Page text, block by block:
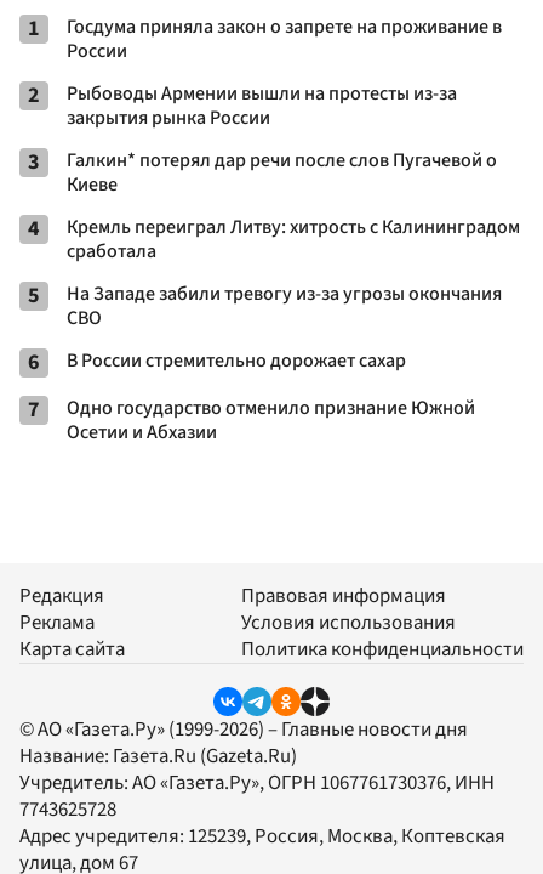
1
Госдума приняла закон о запрете на проживание в
России
2
Рыбоводы Армении вышли на протесты из-за
закрытия рынка России
3
Галкин* потерял дар речи после слов Пугачевой о
Киеве
4
Кремль переиграл Литву: хитрость с Калининградом
сработала
5
На Западе забили тревогу из-за угрозы окончания
СВО
6 В России стремительно дорожает сахар
7
Одно государство отменило признание Южной
Осетии и Абхазии
Редакция
Реклама
Карта сайта
Правовая информация
Условия использования
Политика конфиденциальности
© АО «Газета.Ру» (1999-2026) – Главные новости дня
Название: Газета.Ru (Gazeta.Ru)
Учредитель:АО «Газета.Ру», ОГРН 1067761730376, ИНН
7743625728
Адрес учредителя: 125239, Россия, Москва, Коптевская
улица, дом 67